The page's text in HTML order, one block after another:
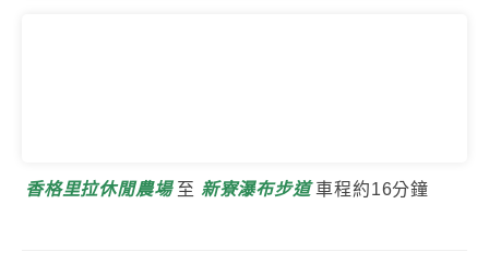
香格里拉休閒農場至 新寮瀑布步道車程約16分鐘